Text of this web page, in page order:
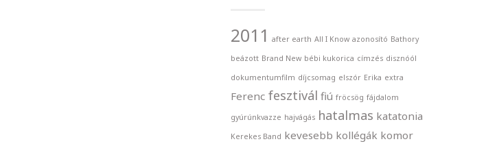
2011 after earth All I Know azonosító Bathory
beázott Brand New bébi kukorica címzés disznóól
dokumentumfilm díjcsomag elszór Erika extra
Ferenc fesztivál fiú fröcsög fájdalom
gyúrúnkvazze hajvágás hatalmas katatonia
Kerekes Band kevesebb kollégák komor